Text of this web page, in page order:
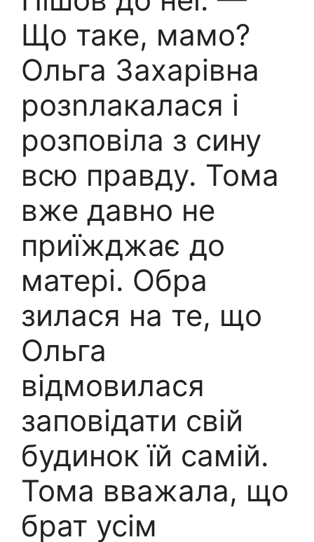
Що таке, мамо?
Ольга Захарівна
розnлакалася і
розповіла з сину
всю правду. Тома
вже давно не
приїжджає до
матері. Обра
зилася на те, що
Ольга
відмовилася
заповідати свій
будинок їй самій.
Тома вважала, що
брат усім